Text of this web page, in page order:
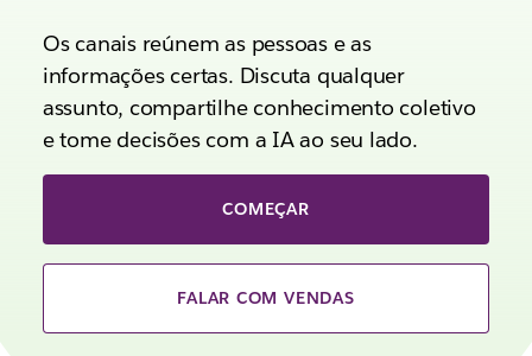
Os canais reúnem as pessoas e as
informações certas. Discuta qualquer
assunto, compartilhe conhecimento coletivo
e tome decisões com a IA ao seu lado.
COMEÇAR
FALAR COM VENDAS